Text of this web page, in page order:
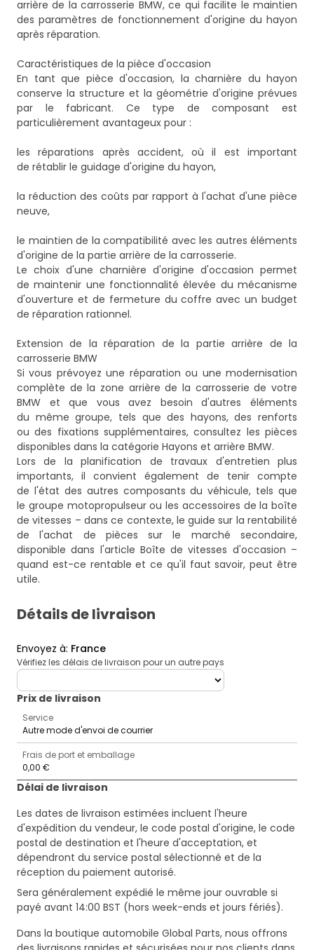
arrière de la carrosserie BMW, ce qui facilite le maintien
des paramètres de fonctionnement d'origine du hayon
après réparation.
Caractéristiques de la pièce d'occasion
En tant que pièce d'occasion, la charnière du hayon
conserve la structure et la géométrie d'origine prévues
par le fabricant. Ce type de composant est
particulièrement avantageux pour :
les réparations après accident, où il est important
de rétablir le guidage d'origine du hayon,
la réduction des coûts par rapport à l'achat d'une pièce
neuve,
le maintien de la compatibilité avec les autres éléments
d'origine de la partie arrière de la carrosserie.
Le choix d'une charnière d'origine d'occasion permet
de maintenir une fonctionnalité élevée du mécanisme
d'ouverture et de fermeture du coffre avec un budget
de réparation rationnel.
Extension de la réparation de la partie arrière de la
carrosserie BMW
Si vous prévoyez une réparation ou une modernisation
complète de la zone arrière de la carrosserie de votre
BMW et que vous avez besoin d'autres éléments
du même groupe, tels que des hayons, des renforts
ou des fixations supplémentaires, consultez les pièces
disponibles dans la catégorie Hayons et arrière BMW.
Lors de la planification de travaux d'entretien plus
importants, il convient également de tenir compte
de l'état des autres composants du véhicule, tels que
le groupe motopropulseur ou les accessoires de la boîte
de vitesses – dans ce contexte, le guide sur la rentabilité
de l'achat de pièces sur le marché secondaire,
disponible dans l'article Boîte de vitesses d'occasion –
quand est-ce rentable et ce qu'il faut savoir, peut être
utile.
Détails de livraison
Envoyez à: France
Vérifiez les délais de livraison pour un autre pays
deliveryCountry
Prix ​​de livraison
Service
Autre mode d'envoi de courrier
Frais de port et emballage
0,00 €
Délai de livraison
Les dates de livraison estimées incluent l'heure
d'expédition du vendeur, le code postal d'origine, le code
postal de destination et l'heure d'acceptation, et
dépendront du service postal sélectionné et de la
réception du paiement autorisé.
Sera généralement expédié le même jour ouvrable si
payé avant 14:00 BST (hors week-ends et jours fériés).
Dans la boutique automobile Global Parts, nous offrons